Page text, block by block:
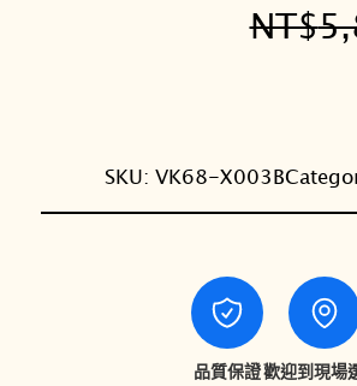
NT$
SKU: VK68-X003B
品質保證歡迎到現場